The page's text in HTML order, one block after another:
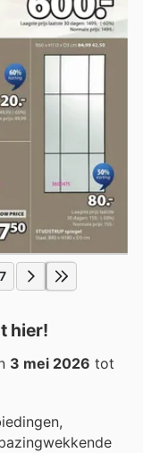
hier!
3 mei 2026 tot